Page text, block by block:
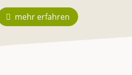
mehr erfahren